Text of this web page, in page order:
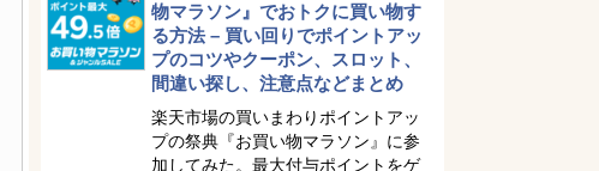
物マラソン』でおトクに買い物す
る方法 – 買い回りでポイントアッ
プのコツやクーポン、スロット、
間違い探し、注意点などまとめ
楽天市場の買いまわりポイントアッ
プの祭典『お買い物マラソン』に参
加してみた。最大付与ポイントをゲ